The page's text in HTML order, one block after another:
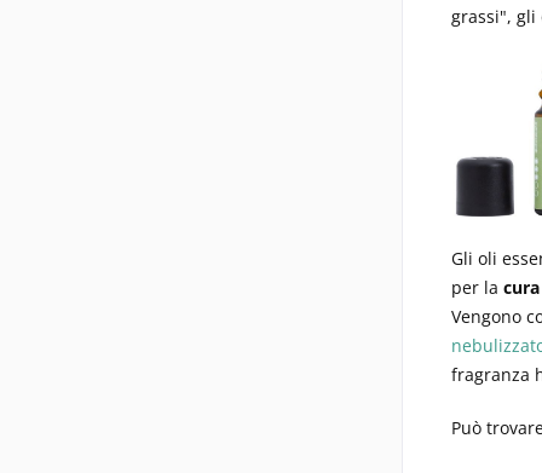
grassi", gli
Gli oli
per la
Vengono
fragranza
Può